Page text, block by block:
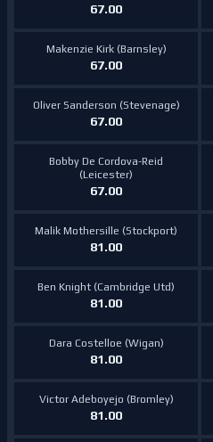
67.00
Makenzie Kirk (Barnsley)
67.00
Oliver Sanderson (Stevenage)
67.00
Bobby De Cordova-Reid
(Leicester)
67.00
Malik Mothersille (Stockport)
81.00
Ben Knight (Cambridge Utd)
81.00
Dara Costelloe (Wigan)
81.00
Victor Adeboyejo (Bromley)
81.00